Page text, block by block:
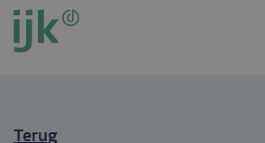
Overslaan
naar
Terug